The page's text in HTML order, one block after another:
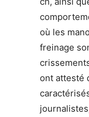
où les
freinage
ont attesté